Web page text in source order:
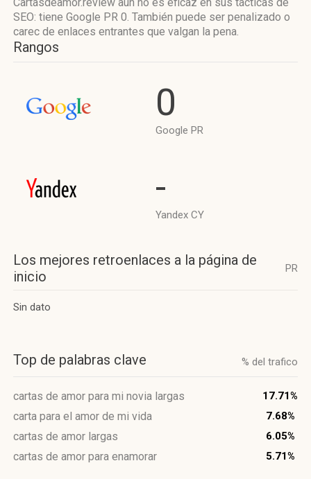
SEO: tiene Google PR 0. También puede ser penalizado o
carec de enlaces entrantes que valgan la pena.
Rangos
0
Google PR
-
Yandex CY
Los mejores retroenlaces a la página de
inicio
PR
Sin dato
Top de palabras clave % del trafico
cartas de amor para mi novia largas 17.71%
carta para el amor de mi vida 7.68%
cartas de amor largas 6.05%
cartas de amor para enamorar 5.71%